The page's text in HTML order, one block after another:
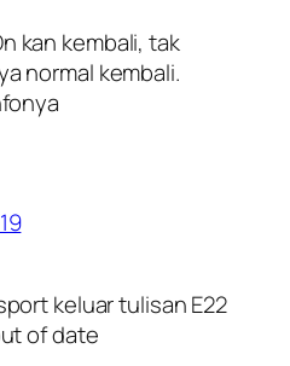
kan kembali, tak
normal kembali.
keluar tulisan E22
of date